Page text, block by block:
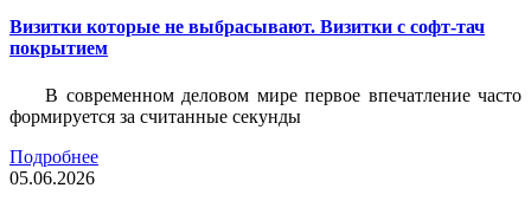
Визитки которые не выбрасывают. Визитки с софт-тач
покрытием
В современном деловом мире первое впечатление часто
формируется за считанные секунды
Подробнее
05.06.2026